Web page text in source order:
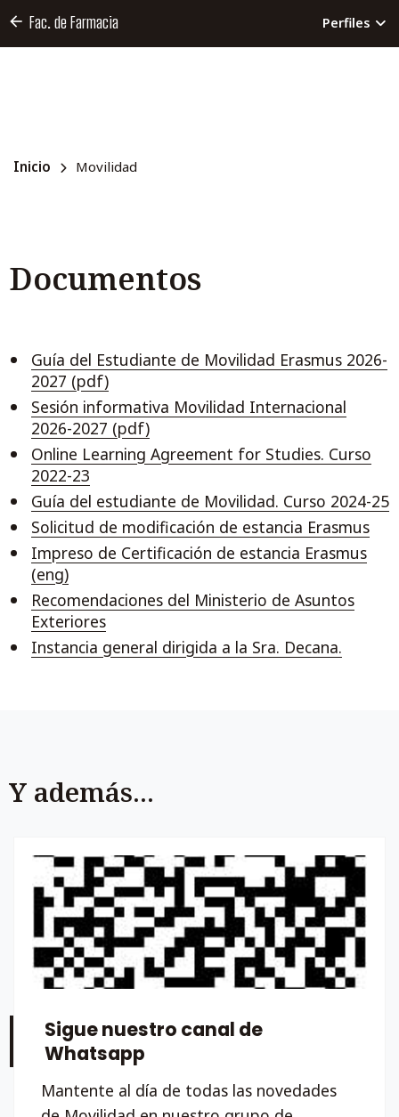
Fac. de Farmacia Perfiles
Inicio Movilidad
Documentos
Guía del Estudiante de Movilidad Erasmus 2026-
2027 (pdf)
Sesión informativa Movilidad Internacional
2026-2027 (pdf)
Online Learning Agreement for Studies. Curso
2022-23
Guía del estudiante de Movilidad. Curso 2024-25
Solicitud de modificación de estancia Erasmus
Impreso de Certificación de estancia Erasmus
(eng)
Recomendaciones del Ministerio de Asuntos
Exteriores
Instancia general dirigida a la Sra. Decana.
Y además...
Sigue nuestro canal de
Whatsapp
Mantente al día de todas las novedades